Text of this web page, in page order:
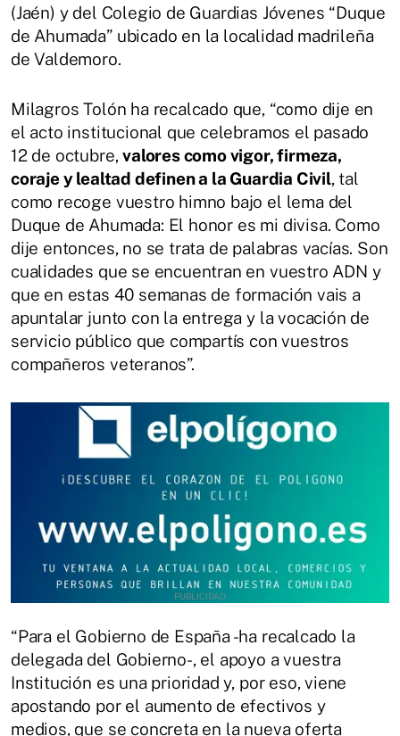
(Jaén) y del Colegio de Guardias Jóvenes “Duque
de Ahumada” ubicado en la localidad madrileña
de Valdemoro.
Milagros Tolón ha recalcado que, “como dije en
el acto institucional que celebramos el pasado
12 de octubre,valores como vigor, firmeza,
coraje y lealtad definen a la Guardia Civil, tal
como recoge vuestro himno bajo el lema del
Duque de Ahumada: El honor es mi divisa. Como
dije entonces, no se trata de palabras vacías. Son
cualidades que se encuentran en vuestro ADN y
que en estas 40 semanas de formación vais a
apuntalar junto con la entrega y la vocación de
servicio público que compartís con vuestros
compañeros veteranos”.
“Para el Gobierno de España -ha recalcado la
delegada del Gobierno-, el apoyo a vuestra
Institución es una prioridad y, por eso, viene
apostando por el aumento de efectivos y
medios, que se concreta en la nueva oferta